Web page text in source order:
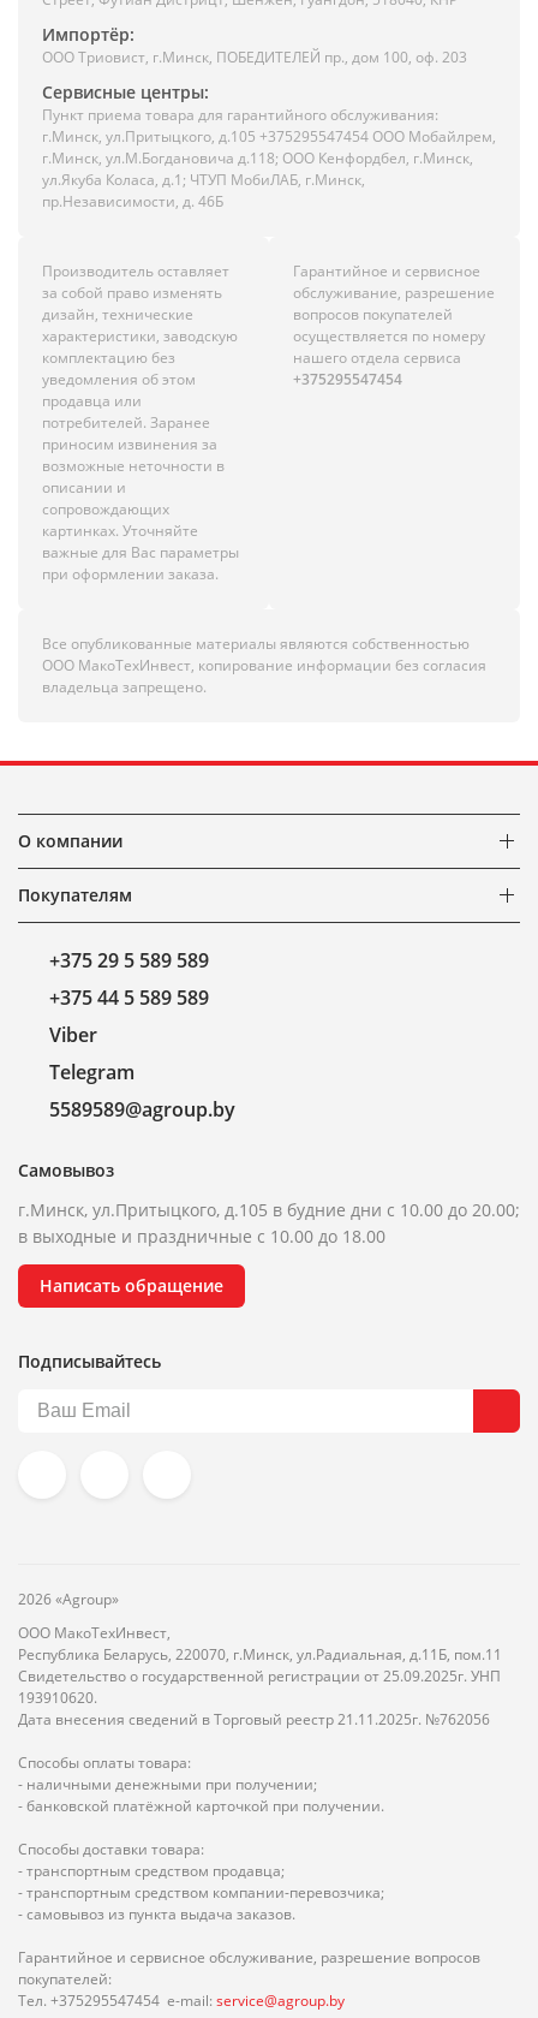
Импортёр:
ООО Триовист, г.Минск, ПОБЕДИТЕЛЕЙ пр., дом 100, оф. 203
Сервисные центры:
Пункт приема товара для гарантийного обслуживания:
г.Минск, ул.Притыцкого, д.105 +375295547454 ООО Мобайлрем,
г.Минск, ул.М.Богдановича д.118; ООО Кенфордбел, г.Минск,
ул.Якуба Коласа, д.1; ЧТУП МобиЛАБ, г.Минск,
пр.Независимости, д. 46Б
Производитель оставляет
за собой право изменять
дизайн, технические
характеристики, заводскую
комплектацию без
уведомления об этом
продавца или
потребителей. Заранее
приносим извинения за
возможные неточности в
описании и
сопровождающих
картинках. Уточняйте
важные для Вас параметры
при оформлении заказа.
Гарантийное и сервисное
обслуживание, разрешение
вопросов покупателей
осуществляется по номеру
нашего отдела сервиса
+375295547454
Все опубликованные материалы являются собственностью
ООО МакоТехИнвест, копирование информации без согласия
владельца запрещено.
О компании
Покупателям
+375 29 5 589 589
+375 44 5 589 589
Viber
Telegram
5589589@agroup.by
Самовывоз
г.Минск, ул.Притыцкого, д.105 в будние дни с 10.00 до 20.00;
в выходные и праздничные с 10.00 до 18.00
Написать обращение
Подписывайтесь
2026 «Agroup»
ООО МакоТехИнвест,
Республика Беларусь, 220070, г.Минск, ул.Радиальная, д.11Б, пом.11
Свидетельство о государственной регистрации от 25.09.2025г. УНП
193910620.
Дата внесения сведений в Торговый реестр 21.11.2025г. №762056
Способы оплаты товара:
- наличными денежными при получении;
- банковской платёжной карточкой при получении.
Способы доставки товара:
- транспортным средством продавца;
- транспортным средством компании-перевозчика;
- самовывоз из пункта выдача заказов.
Гарантийное и сервисное обслуживание, разрешение вопросов
покупателей:
Тел. +375295547454 e-mail: service@agroup.by